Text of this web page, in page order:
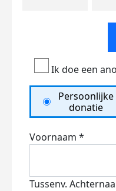
Ik doe een
Persoonlijke
donatie
Voornaam *
Tussenv.